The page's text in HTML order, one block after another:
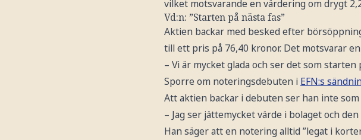
vilket motsvarande en värdering om drygt
Vd:n: ”Starten på nästa fas”
Aktien backar med besked efter
till ett pris på 76,40 kronor. Det motsvarar
– Vi är mycket glada och ser det som
Sporre om noteringsdebuten i EFN:s
Att aktien backar i debuten ser han inte
– Jag ser jättemycket värde i bolaget och
Han säger att en notering alltid ”legat i